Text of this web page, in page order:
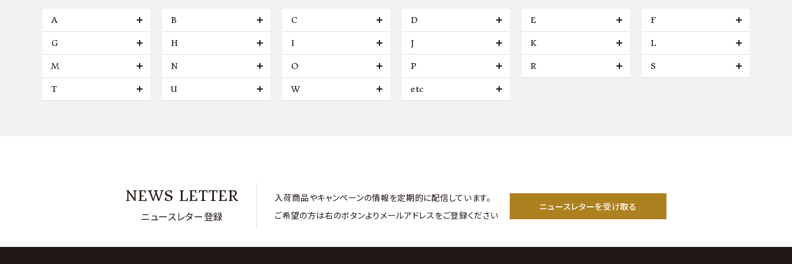
A B C D E F
G H I J K L
M N O P R S
T U W etc
NEWS LETTER
ニュースレター登録
入荷商品やキャンペーンの情報を定期的に配信しています。
ご希望の方は右のボタンより メールアドレスをご登録ください
ニュースレターを受け取る